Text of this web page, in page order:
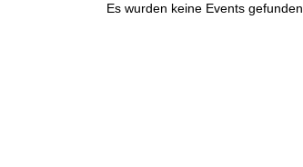
Es wurden keine Events gefunden